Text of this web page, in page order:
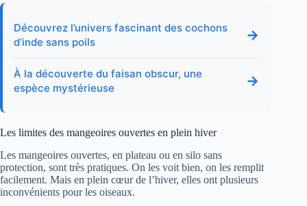
Découvrez l’univers fascinant des cochons
d’inde sans poils
→
À la découverte du faisan obscur, une
espèce mystérieuse
→
Les limites des mangeoires ouvertes en plein hiver
Les mangeoires ouvertes, en plateau ou en silo sans
protection, sont très pratiques. On les voit bien, on les remplit
facilement. Mais en plein cœur de l’hiver, elles ont plusieurs
inconvénients pour les oiseaux.